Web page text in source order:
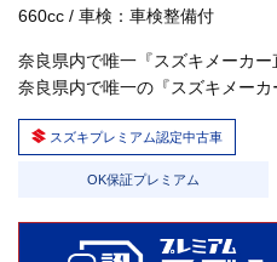
660cc / 車検：車検整備付
奈良県内で唯一『スズキメーカ
奈良県内で唯一の『スズキメー
スズキプレミアム認定中古車
OK保証プレミアム